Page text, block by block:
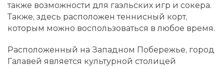
также возможности для гаэльских игр и сокера.
Также, здесь расположен теннисный корт,
которым можно воспользоваться в любое время.
Расположенный на Западном Побережье, город
Галавей является культурной столицей